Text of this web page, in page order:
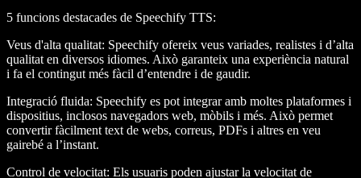
5 funcions destacades de Speechify TTS:
Veus d'alta qualitat: Speechify ofereix veus variades, realistes i d’alta
qualitat en diversos idiomes. Això garanteix una experiència natural
i fa el contingut més fàcil d’entendre i de gaudir.
Integració fluida: Speechify es pot integrar amb moltes plataformes i
dispositius, inclosos navegadors web, mòbils i més. Això permet
convertir fàcilment text de webs, correus, PDFs i altres en veu
gairebé a l’instant.
Control de velocitat: Els usuaris poden ajustar la velocitat de